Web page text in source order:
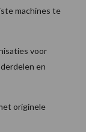
machines te
voor
en
originele